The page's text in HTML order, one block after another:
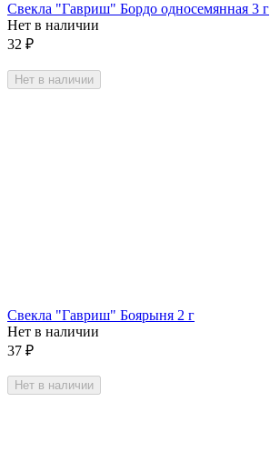
Свекла "Гавриш" Бордо односемянная 3 г
Нет в наличии
32 ₽
Нет в наличии
Свекла "Гавриш" Боярыня 2 г
Нет в наличии
37 ₽
Нет в наличии